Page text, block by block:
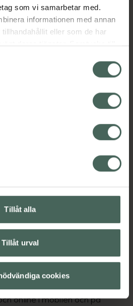
som vi samarbetar med.
informationen med annan
eller som de har
deras tjänster. Samtycke till
webbplatsens
samtycke påverkar inte
som skett innan återkallelsen.
Tillåt alla
Tillåt urval
cookies
Visa
Visa
inom
Städartiklar
för dig. Du hittar oss från Skåne i
online i mobilen och på